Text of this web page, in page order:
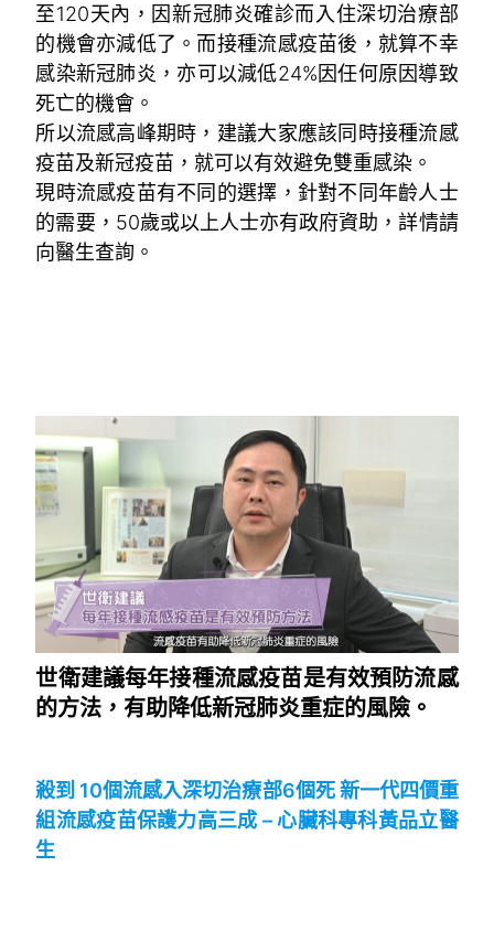
至120天內，因新冠肺炎確診而入住深切治療部
的機會亦減低了。而接種流感疫苗後，就算不幸
感染新冠肺炎，亦可以減低24%因任何原因導致
死亡的機會。
所以流感高峰期時，建議大家應該同時接種流感
疫苗及新冠疫苗，就可以有效避免雙重感染。
現時流感疫苗有不同的選擇，針對不同年齡人士
的需要，50歲或以上人士亦有政府資助，詳情請
向醫生查詢。
世衛建議每年接種流感疫苗是有效預防流感
的方法，有助降低新冠肺炎重症的風險。
殺到 10個流感入深切治療部6個死 新一代四價重
組流感疫苗保護力高三成 – 心臟科專科黃品立醫
生